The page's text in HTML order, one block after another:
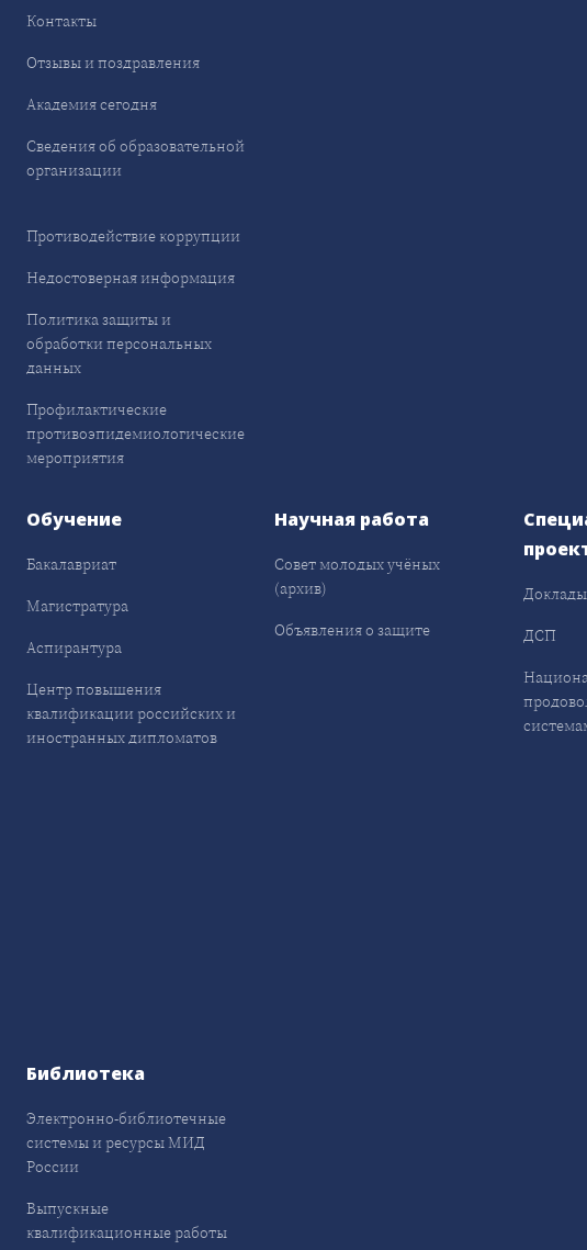
Контакты
Отзывы и поздравления
Академия сегодня
Сведения об образовательной
организации
Противодействие коррупции
Недостоверная информация
Политика защиты и
обработки персональных
данных
Профилактические
противоэпидемиологические
мероприятия
Обучение
Бакалавриат
Магистратура
Аспирантура
Центр повышения
квалификации российских и
иностранных дипломатов
Научная работа
Совет молодых учёных
(архив)
Объявления о защите
Доклады
ДСП
Библиотека
Электронно-библиотечные
системы и ресурсы МИД
России
Выпускные
квалификационные работы